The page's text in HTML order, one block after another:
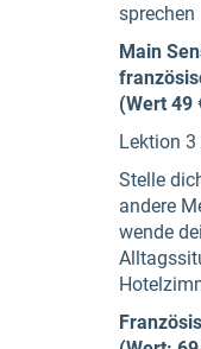
sprechen
Main
(Wert 49
Lektion 3
Stelle
andere
wende